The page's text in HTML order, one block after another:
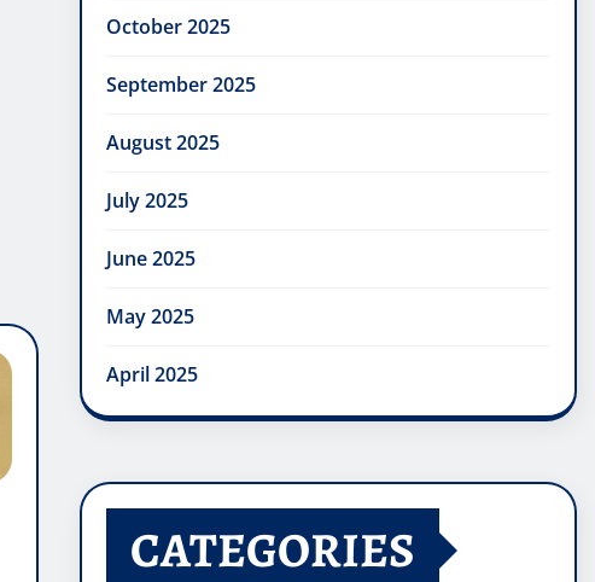
October 2025
September 2025
August 2025
July 2025
June 2025
May 2025
April 2025
CATEGORIES